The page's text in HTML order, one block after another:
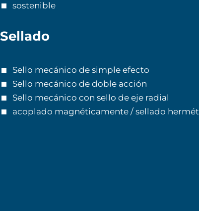
sostenible
Sellado
Sello mecánico de simple efecto
Sello mecánico de doble acción
Sello mecánico con sello de eje radial
acoplado magnéticamente / sellado